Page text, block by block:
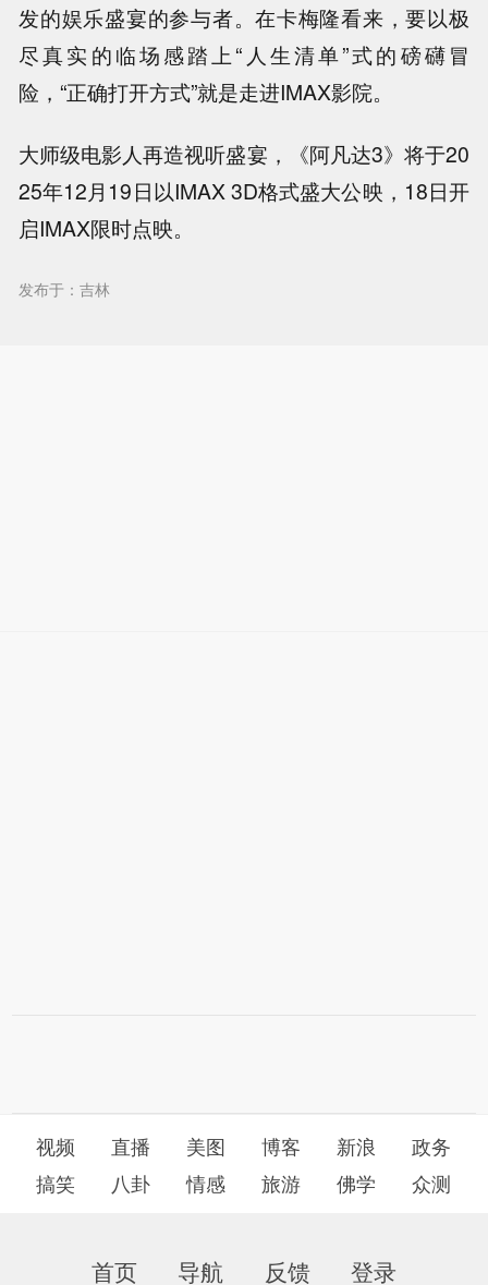
发的娱乐盛宴的参与者。在卡梅隆看来，要以极
尽真实的临场感踏上“人生清单”式的磅礴冒
险，“正确打开方式”就是走进IMAX影院。
大师级电影人再造视听盛宴，《阿凡达3》将于20
25年12月19日以IMAX 3D格式盛大公映，18日开
启IMAX限时点映。
发布于：吉林
视频 直播 美图 博客 新浪
政务
搞笑
八卦 情感 旅游 佛学 众测
首页 导航 反馈 登录